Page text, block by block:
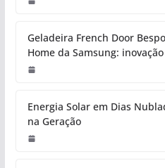
Geladeira French Door
Home da Samsung:
Energia Solar em Dias
na Geração